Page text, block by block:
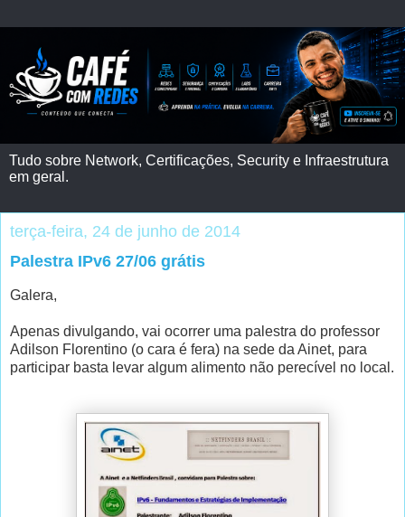
Tudo sobre Network, Certificações, Security e Infraestrutura
em geral.
terça-feira, 24 de junho de 2014
Palestra IPv6 27/06 grátis
Galera,
Apenas divulgando, vai ocorrer uma palestra do professor
Adilson Florentino (o cara é fera) na sede da Ainet, para
participar basta levar algum alimento não perecível no local.